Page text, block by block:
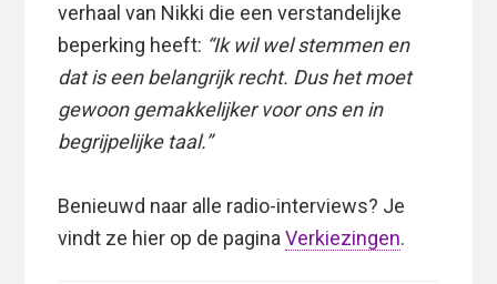
verhaal van Nikki die een verstandelijke
beperking heeft: “Ik wil wel stemmen en
dat is een belangrijk recht. Dus het moet
gewoon gemakkelijker voor ons en in
begrijpelijke taal.”
Benieuwd naar alle radio-interviews? Je
vindt ze hier op de paginaVerkiezingen.